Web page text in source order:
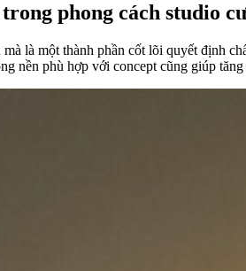
phong cách studio
là một thành phần cốt lõi quyết định
nền phù hợp với concept cũng giúp